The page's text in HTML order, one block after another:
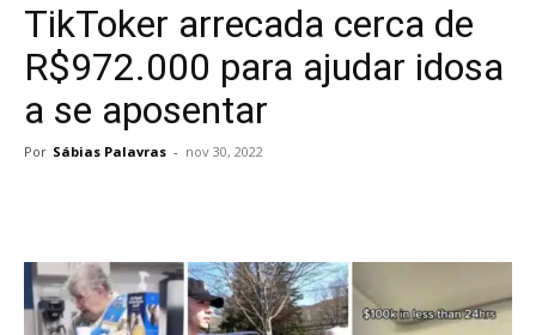
TikToker arrecada cerca de
R$972.000 para ajudar idosa
a se aposentar
Por Sábias Palavras - nov 30, 2022